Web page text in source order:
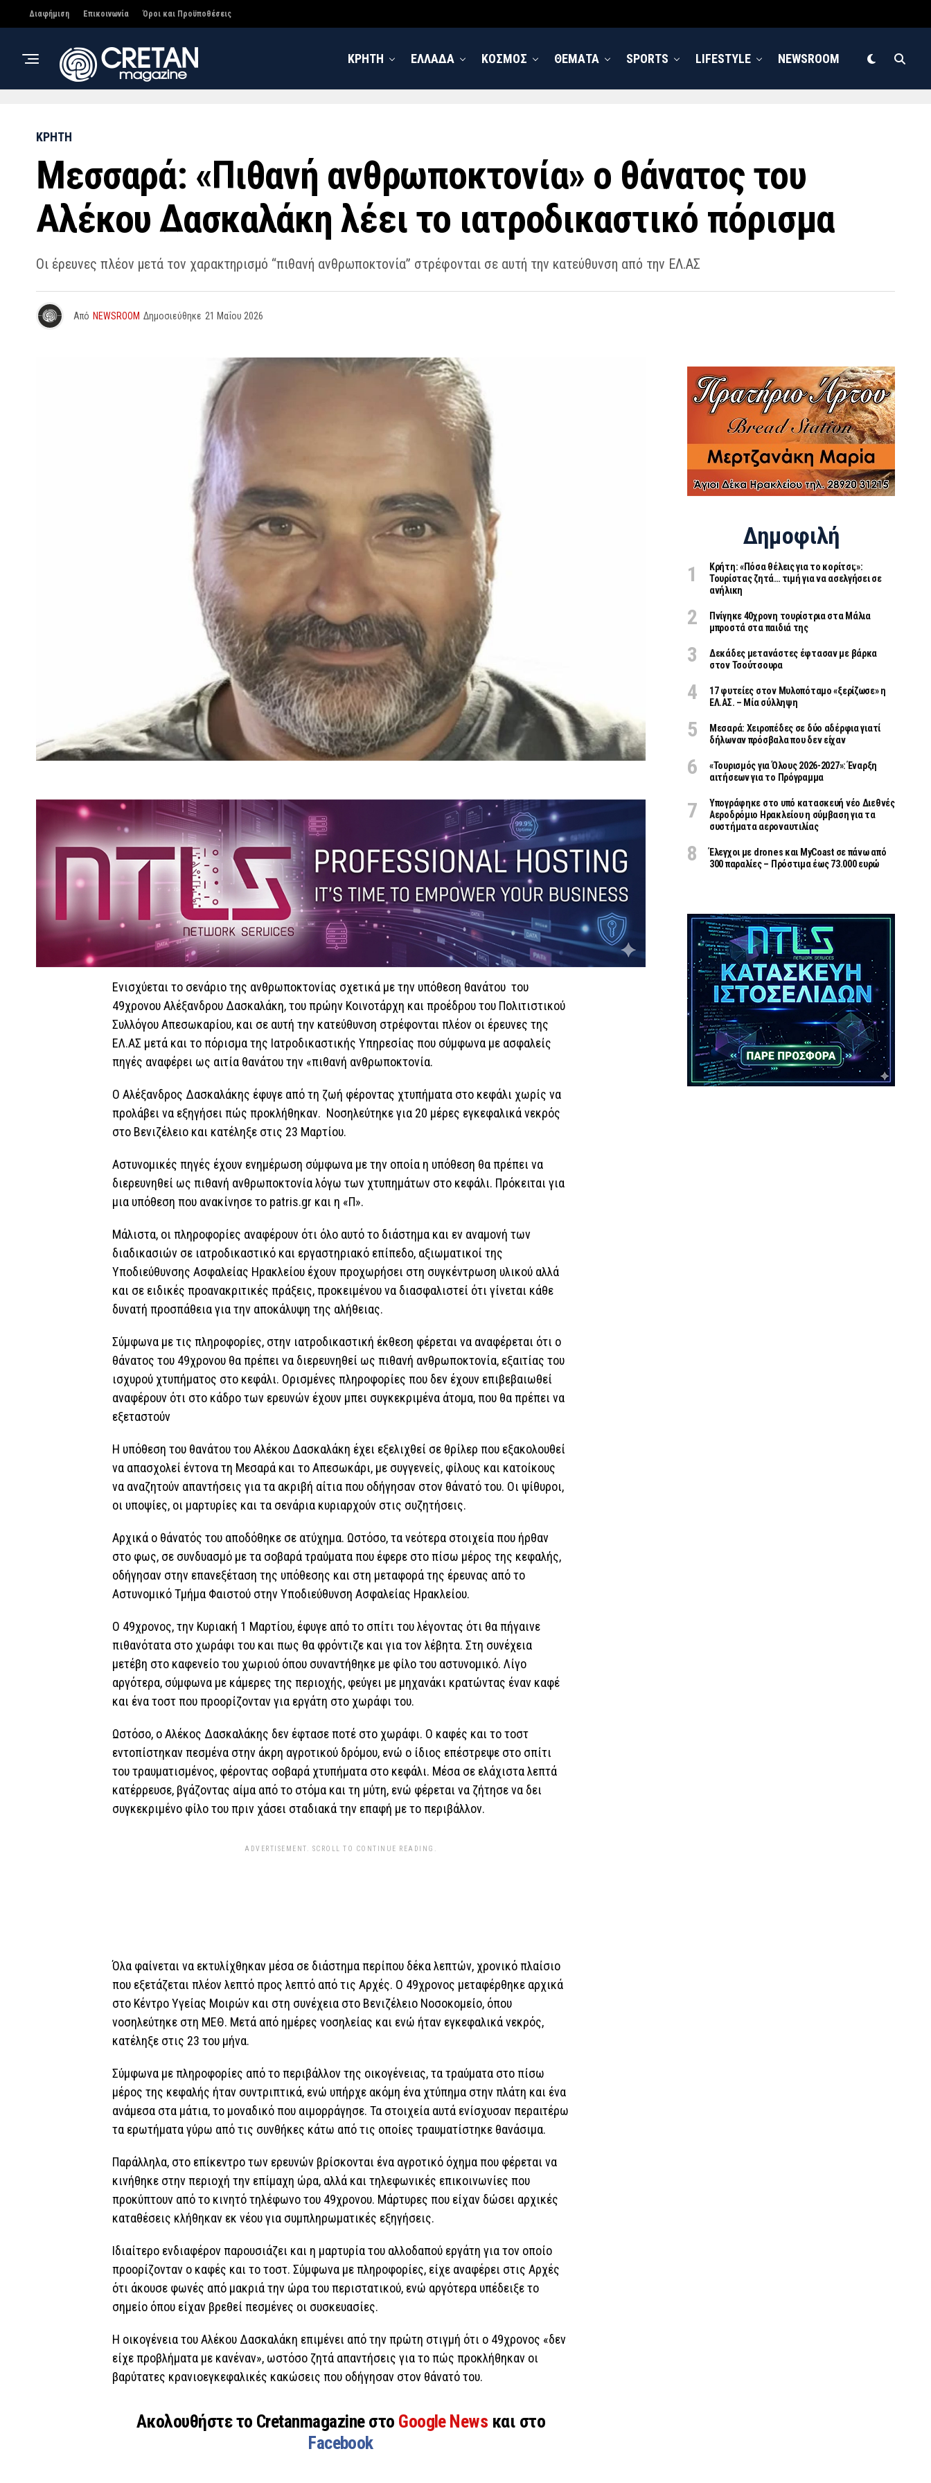
Διαφήμιση Επικοινωνία Όροι και Προϋποθέσεις
ΚΡΗΤΗ ΕΛΛΑΔΑ ΚΟΣΜΟΣ ΘΕΜΑΤΑ SPORTS LIFESTYLE NEWSROOM
ΚΡΗΤΗ
Μεσσαρά: «Πιθανή ανθρωποκτονία» ο θάνατος του
Αλέκου Δασκαλάκη λέει το ιατροδικαστικό πόρισμα
Οι έρευνες πλέον μετά τον χαρακτηρισμό “πιθανή ανθρωποκτονία” στρέφονται σε αυτή την κατεύθυνση από την ΕΛ.ΑΣ
Από NEWSROOM Δημοσιεύθηκε 21 Μαΐου 2026
Ενισχύεται το σενάριο της ανθρωποκτονίας σχετικά με την υπόθεση θανάτου του
49χρονου Αλέξανδρου Δασκαλάκη, του πρώην Κοινοτάρχη και προέδρου του Πολιτιστικού
Συλλόγου Απεσωκαρίου, και σε αυτή την κατεύθυνση στρέφονται πλέον οι έρευνες της
ΕΛ.ΑΣ μετά και το πόρισμα της Ιατροδικαστικής Υπηρεσίας που σύμφωνα με ασφαλείς
πηγές αναφέρει ως αιτία θανάτου την «πιθανή ανθρωποκτονία.
Ο Αλέξανδρος Δασκαλάκης έφυγε από τη ζωή φέροντας χτυπήματα στο κεφάλι χωρίς να
προλάβει να εξηγήσει πώς προκλήθηκαν. Νοσηλεύτηκε για 20 μέρες εγκεφαλικά νεκρός
στο Βενιζέλειο και κατέληξε στις 23 Μαρτίου.
Αστυνομικές πηγές έχουν ενημέρωση σύμφωνα με την οποία η υπόθεση θα πρέπει να
διερευνηθεί ως πιθανή ανθρωποκτονία λόγω των χτυπημάτων στο κεφάλι. Πρόκειται για
μια υπόθεση που ανακίνησε το patris.gr και η «Π».
Μάλιστα, οι πληροφορίες αναφέρουν ότι όλο αυτό το διάστημα και εν αναμονή των
διαδικασιών σε ιατροδικαστικό και εργαστηριακό επίπεδο, αξιωματικοί της
Υποδιεύθυνσης Ασφαλείας Ηρακλείου έχουν προχωρήσει στη συγκέντρωση υλικού αλλά
και σε ειδικές προανακριτικές πράξεις, προκειμένου να διασφαλιστεί ότι γίνεται κάθε
δυνατή προσπάθεια για την αποκάλυψη της αλήθειας.
Σύμφωνα με τις πληροφορίες, στην ιατροδικαστική έκθεση φέρεται να αναφέρεται ότι ο
θάνατος του 49χρονου θα πρέπει να διερευνηθεί ως πιθανή ανθρωποκτονία, εξαιτίας του
ισχυρού χτυπήματος στο κεφάλι. Ορισμένες πληροφορίες που δεν έχουν επιβεβαιωθεί
αναφέρουν ότι στο κάδρο των ερευνών έχουν μπει συγκεκριμένα άτομα, που θα πρέπει να
εξεταστούν
Η υπόθεση του θανάτου του Αλέκου Δασκαλάκη έχει εξελιχθεί σε θρίλερ που εξακολουθεί
να απασχολεί έντονα τη Μεσαρά και το Απεσωκάρι, με συγγενείς, φίλους και κατοίκους
να αναζητούν απαντήσεις για τα ακριβή αίτια που οδήγησαν στον θάνατό του. Οι ψίθυροι,
οι υποψίες, οι μαρτυρίες και τα σενάρια κυριαρχούν στις συζητήσεις.
Αρχικά ο θάνατός του αποδόθηκε σε ατύχημα. Ωστόσο, τα νεότερα στοιχεία που ήρθαν
στο φως, σε συνδυασμό με τα σοβαρά τραύματα που έφερε στο πίσω μέρος της κεφαλής,
οδήγησαν στην επανεξέταση της υπόθεσης και στη μεταφορά της έρευνας από το
Αστυνομικό Τμήμα Φαιστού στην Υποδιεύθυνση Ασφαλείας Ηρακλείου.
Ο 49χρονος, την Κυριακή 1 Μαρτίου, έφυγε από το σπίτι του λέγοντας ότι θα πήγαινε
πιθανότατα στο χωράφι του και πως θα φρόντιζε και για τον λέβητα. Στη συνέχεια
μετέβη στο καφενείο του χωριού όπου συναντήθηκε με φίλο του αστυνομικό. Λίγο
αργότερα, σύμφωνα με κάμερες της περιοχής, φεύγει με μηχανάκι κρατώντας έναν καφέ
και ένα τοστ που προορίζονταν για εργάτη στο χωράφι του.
Ωστόσο, ο Αλέκος Δασκαλάκης δεν έφτασε ποτέ στο χωράφι. Ο καφές και το τοστ
εντοπίστηκαν πεσμένα στην άκρη αγροτικού δρόμου, ενώ ο ίδιος επέστρεψε στο σπίτι
του τραυματισμένος, φέροντας σοβαρά χτυπήματα στο κεφάλι. Μέσα σε ελάχιστα λεπτά
κατέρρευσε, βγάζοντας αίμα από το στόμα και τη μύτη, ενώ φέρεται να ζήτησε να δει
συγκεκριμένο φίλο του πριν χάσει σταδιακά την επαφή με το περιβάλλον.
ADVERTISEMENT. SCROLL TO CONTINUE READING.
Όλα φαίνεται να εκτυλίχθηκαν μέσα σε διάστημα περίπου δέκα λεπτών, χρονικό πλαίσιο
που εξετάζεται πλέον λεπτό προς λεπτό από τις Αρχές. Ο 49χρονος μεταφέρθηκε αρχικά
στο Κέντρο Υγείας Μοιρών και στη συνέχεια στο Βενιζέλειο Νοσοκομείο, όπου
νοσηλεύτηκε στη ΜΕΘ. Μετά από ημέρες νοσηλείας και ενώ ήταν εγκεφαλικά νεκρός,
κατέληξε στις 23 του μήνα.
Σύμφωνα με πληροφορίες από το περιβάλλον της οικογένειας, τα τραύματα στο πίσω
μέρος της κεφαλής ήταν συντριπτικά, ενώ υπήρχε ακόμη ένα χτύπημα στην πλάτη και ένα
ανάμεσα στα μάτια, το μοναδικό που αιμορράγησε. Τα στοιχεία αυτά ενίσχυσαν περαιτέρω
τα ερωτήματα γύρω από τις συνθήκες κάτω από τις οποίες τραυματίστηκε θανάσιμα.
Παράλληλα, στο επίκεντρο των ερευνών βρίσκονται ένα αγροτικό όχημα που φέρεται να
κινήθηκε στην περιοχή την επίμαχη ώρα, αλλά και τηλεφωνικές επικοινωνίες που
προκύπτουν από το κινητό τηλέφωνο του 49χρονου. Μάρτυρες που είχαν δώσει αρχικές
καταθέσεις κλήθηκαν εκ νέου για συμπληρωματικές εξηγήσεις.
Ιδιαίτερο ενδιαφέρον παρουσιάζει και η μαρτυρία του αλλοδαπού εργάτη για τον οποίο
προορίζονταν ο καφές και το τοστ. Σύμφωνα με πληροφορίες, είχε αναφέρει στις Αρχές
ότι άκουσε φωνές από μακριά την ώρα του περιστατικού, ενώ αργότερα υπέδειξε το
σημείο όπου είχαν βρεθεί πεσμένες οι συσκευασίες.
Η οικογένεια του Αλέκου Δασκαλάκη επιμένει από την πρώτη στιγμή ότι ο 49χρονος «δεν
είχε προβλήματα με κανέναν», ωστόσο ζητά απαντήσεις για το πώς προκλήθηκαν οι
βαρύτατες κρανιοεγκεφαλικές κακώσεις που οδήγησαν στον θάνατό του.
Ακολουθήστε το Cretanmagazine στο Google News και στο
Facebook
Δημοφιλή
Κρήτη: «Πόσα θέλεις για το κορίτσι;»:
Τουρίστας ζητά… τιμή για να ασελγήσει σε
ανήλικη
Πνίγηκε 40χρονη τουρίστρια στα Μάλια
μπροστά στα παιδιά της
Δεκάδες μετανάστες έφτασαν με βάρκα
στον Τσούτσουρα
17 φυτείες στον Μυλοπόταμο «ξερίζωσε» η
ΕΛ.ΑΣ. – Μία σύλληψη
Μεσαρά: Χειροπέδες σε δύο αδέρφια γιατί
δήλωναν πρόσβαλα που δεν είχαν
«Τουρισμός για Όλους 2026-2027»: Έναρξη
αιτήσεων για το Πρόγραμμα
Υπογράφηκε στο υπό κατασκευή νέο Διεθνές
Αεροδρόμιο Ηρακλείου η σύμβαση για τα
συστήματα αεροναυτιλίας
Έλεγχοι με drones και MyCoast σε πάνω από
300 παραλίες – Πρόστιμα έως 73.000 ευρώ